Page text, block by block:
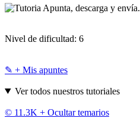
Apunta, descarga y envía.
Nivel de dificultad: 6
✎ + Mis apuntes
Ver todos nuestros tutoriales
© 11.3K + Ocultar temarios